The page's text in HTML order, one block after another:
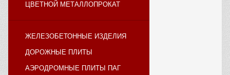
ЦВЕТНОЙ МЕТАЛЛОПРОКАТ
ЖЕЛЕЗОБЕТОННЫЕ ИЗДЕЛИЯ
ДОРОЖНЫЕ ПЛИТЫ
АЭРОДРОМНЫЕ ПЛИТЫ ПАГ